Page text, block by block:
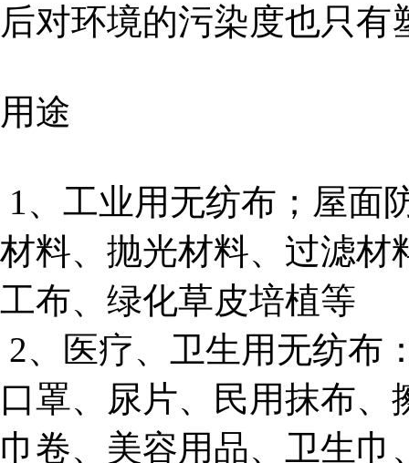
后对环境的污染度也只有
用途
1、工业用无纺布；屋面
材料、抛光材料、过滤材
工布、绿化草皮培植等
2、医疗、卫生用无纺布
口罩、尿片、民用抹布
巾卷、美容用品、卫生